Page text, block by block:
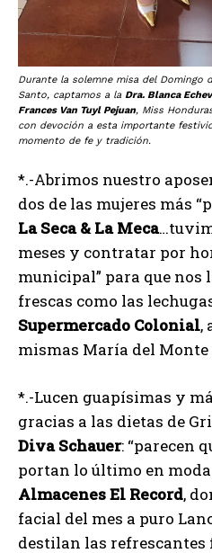
Durante la solemne misa del Domingo
Santo, captamos a la Dra. Blanca
Frances Van Tuyl Pejuan, Miss
con devoción a esta importante
momento de fe y tradición.
*.-Abrimos nuestro
dos de las mujeres más
La Seca & La Meca
meses y contratar por
municipal” para que
frescas como las
Supermercado Colonial,
mismas María del Monte
*.-Lucen guapísimas y
gracias a las dietas de
Diva Schauer: “parecen
portan lo último en
AlmacenesEl Record,
facial del mes a puro
destilan las refrescantes